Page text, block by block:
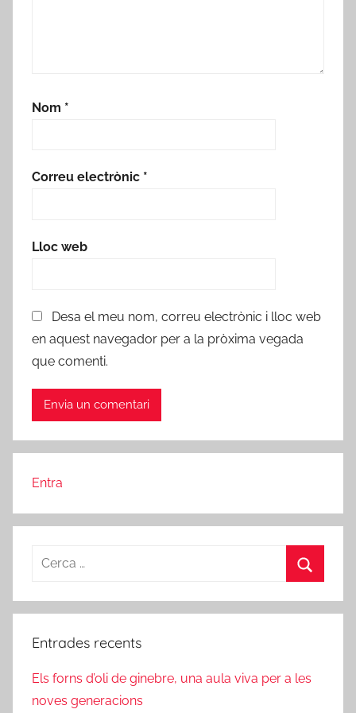
Nom *
Correu electrònic *
Lloc web
Desa el meu nom, correu electrònic i lloc web
en aquest navegador per a la pròxima vegada
que comenti.
Entra
Cerca:
Entrades recents
Els forns d’oli de ginebre, una aula viva per a les
noves generacions